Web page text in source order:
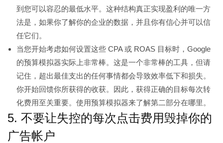
到您可以容忍的最低水平。这种结构真正实现盈利的唯一方
法是，如果你了解你的企业的数据，并且你有信心并可以信
任它们。
当您开始考虑如何设置这些 CPA 或 ROAS 目标时，Google
的预算模拟器实际上非常棒。这是一个非常棒的工具，但请
记住，超出最佳支出的任何事情都会导致效率低下和损失。
你开始回馈你所获得的收获。因此，获得正确的目标每次转
化费用至关重要。使用预算模拟器来了解第二部分在哪里。
5. 不要让失控的每次点击费用毁掉你的
广告帐户